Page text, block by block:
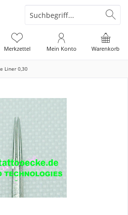
Warenkorb
Merkzettel Mein Konto
Liner 0,30